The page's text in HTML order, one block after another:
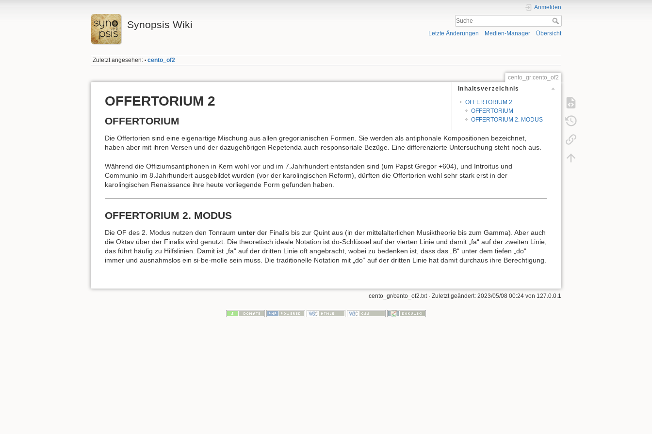
Synopsis Wiki
Anmelden
Letzte Änderungen Medien-Manager Übersicht
Zuletzt angesehen: • cento_of2
cento_gr:cento_of2
Inhaltsverzeichnis
OFFERTORIUM 2
OFFERTORIUM
OFFERTORIUM 2. MODUS
OFFERTORIUM 2
OFFERTORIUM
Die Offertorien sind eine eigenartige Mischung aus allen gregorianischen Formen. Sie werden als antiphonale Kompositionen bezeichnet,
haben aber mit ihren Versen und der dazugehörigen Repetenda auch responsoriale Bezüge. Eine differenzierte Untersuchung steht noch aus.
Während die Offiziumsantiphonen in Kern wohl vor und im 7.Jahrhundert entstanden sind (um Papst Gregor +604), und Introitus und
Communio im 8.Jahrhundert ausgebildet wurden (vor der karolingischen Reform), dürften die Offertorien wohl sehr stark erst in der
karolingischen Renaissance ihre heute vorliegende Form gefunden haben.
OFFERTORIUM 2. MODUS
Die OF des 2. Modus nutzen den Tonraum unterder Finalis bis zur Quint aus (in der mittelalterlichen Musiktheorie bis zum Gamma). Aber auch
die Oktav über der Finalis wird genutzt. Die theoretisch ideale Notation ist do-Schlüssel auf der vierten Linie und damit „fa“ auf der zweiten Linie;
das führt häufig zu Hilfslinien. Damit ist „fa“ auf der dritten Linie oft angebracht, wobei zu bedenken ist, dass das „B“ unter dem tiefen „do“
immer und ausnahmslos ein si-be-molle sein muss. Die traditionelle Notation mit „do“ auf der dritten Linie hat damit durchaus ihre Berechtigung.
cento_gr/cento_of2.txt · Zuletzt geändert: 2023/05/08 00:24 von 127.0.0.1